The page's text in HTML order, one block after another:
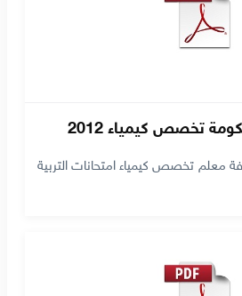
تخصص كيمياء 2012
معلم تخصص كيمياء امتحانات التربية